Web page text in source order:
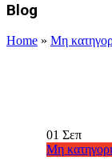
Blog
Home » Μη
01 Σεπ
Μη